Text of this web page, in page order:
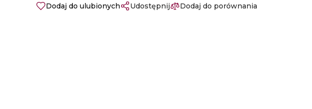
Dodaj do ulubionych Udostępnij Dodaj do porównania